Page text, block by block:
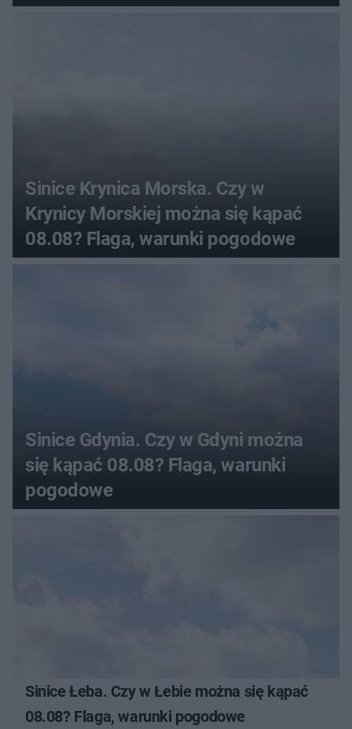
Sinice Krynica Morska. Czy w
Krynicy Morskiej można się kąpać
08.08? Flaga, warunki pogodowe
Sinice Gdynia. Czy w Gdyni można
się kąpać 08.08? Flaga, warunki
pogodowe
Sinice Łeba. Czy w Łebie można się kąpać
08.08? Flaga, warunki pogodowe